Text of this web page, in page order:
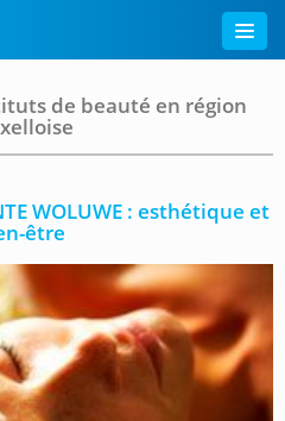
de beauté en région
WOLUWE : esthétique et
être